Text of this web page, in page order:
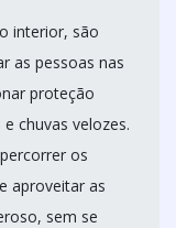
interior, são
as pessoas nas
proteção
chuvas velozes.
os
aproveitar as
sem se